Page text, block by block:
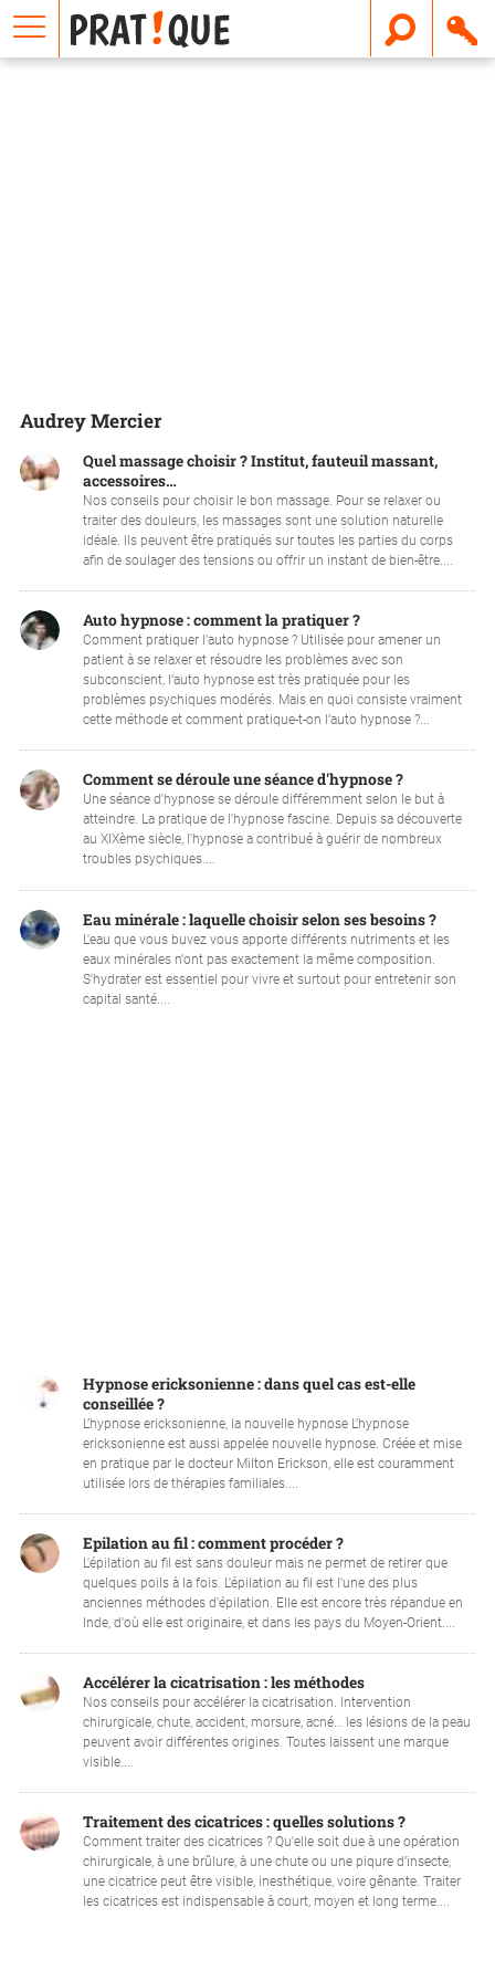
Audrey Mercier
Quel massage choisir ? Institut, fauteuil massant,
accessoires…
Nos conseils pour choisir le bon massage. Pour se relaxer ou
traiter des douleurs, les massages sont une solution naturelle
idéale. Ils peuvent être pratiqués sur toutes les parties du corps
afin de soulager des tensions ou offrir un instant de bien-être....
Auto hypnose : comment la pratiquer ?
Comment pratiquer l'auto hypnose ? Utilisée pour amener un
patient à se relaxer et résoudre les problèmes avec son
subconscient, l’auto hypnose est très pratiquée pour les
problèmes psychiques modérés. Mais en quoi consiste vraiment
cette méthode et comment pratique-t-on l’auto hypnose ?...
Comment se déroule une séance d'hypnose ?
Une séance d'hypnose se déroule différemment selon le but à
atteindre. La pratique de l'hypnose fascine. Depuis sa découverte
au XIXème siècle, l'hypnose a contribué à guérir de nombreux
troubles psychiques....
Eau minérale : laquelle choisir selon ses besoins ?
L'eau que vous buvez vous apporte différents nutriments et les
eaux minérales n'ont pas exactement la même composition.
S'hydrater est essentiel pour vivre et surtout pour entretenir son
capital santé....
Hypnose ericksonienne : dans quel cas est-elle
conseillée ?
L’hypnose ericksonienne, la nouvelle hypnose L’hypnose
ericksonienne est aussi appelée nouvelle hypnose. Créée et mise
en pratique par le docteur Milton Erickson, elle est couramment
utilisée lors de thérapies familiales....
Epilation au fil : comment procéder ?
L'épilation au fil est sans douleur mais ne permet de retirer que
quelques poils à la fois. L'épilation au fil est l'une des plus
anciennes méthodes d'épilation. Elle est encore très répandue en
Inde, d'où elle est originaire, et dans les pays du Moyen-Orient....
Accélérer la cicatrisation : les méthodes
Nos conseils pour accélérer la cicatrisation. Intervention
chirurgicale, chute, accident, morsure, acné… les lésions de la peau
peuvent avoir différentes origines. Toutes laissent une marque
visible....
Traitement des cicatrices : quelles solutions ?
Comment traiter des cicatrices ? Qu'elle soit due à une opération
chirurgicale, à une brûlure, à une chute ou une piqure d’insecte,
une cicatrice peut être visible, inesthétique, voire gênante. Traiter
les cicatrices est indispensable à court, moyen et long terme....
E
m
a